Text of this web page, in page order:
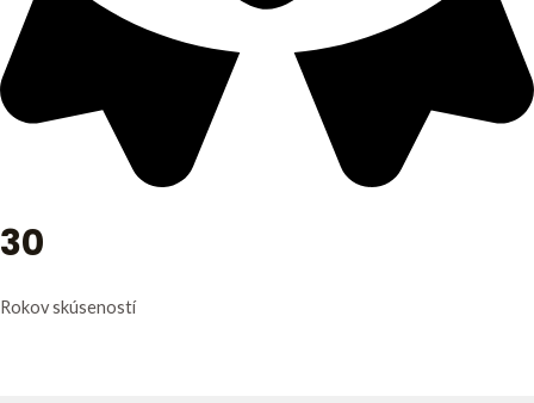
30
Rokov skúseností